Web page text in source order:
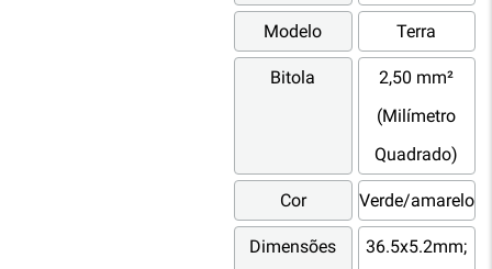
Modelo Terra
Bitola
2,50 mm²
(Milímetro
Quadrado)
Cor Verde/amarelo
Dimensões
36.5x5.2mm;